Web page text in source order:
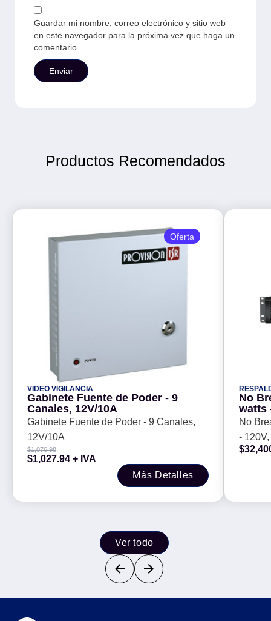
Guardar mi nombre, correo electrónico y sitio web
en este navegador para la próxima vez que haga un
comentario.
Productos Recomendados
VIDEO VIGILANCIA
Gabinete Fuente de Poder - 9
Canales, 12V/10A
Gabinete Fuente de Poder - 9 Canales,
12V/10A
$1,076.98
$1,027.94 + IVA
Más Detalles
Oferta
No
watts
3 h,
No
-
2700
$
Ver todo